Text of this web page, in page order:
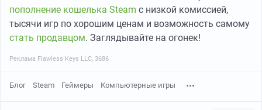
пополнение кошелька Steam с низкой комиссией,
тысячи игр по хорошим ценам и возможность самому
стать продавцом. Заглядывайте на огонек!
Реклама Flawless Keys LLC, 3686
Блог Steam Геймеры Компьютерные игры